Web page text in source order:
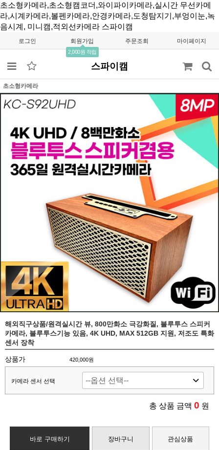
초소형카메라,초소형캠코더,와이파이카메라,실시간 무선카메
라,시계카메라,볼펜카메라,안경카메라,도청탐지기,부엉이눈,녹
음시계, 미니캠,적외선카메라 스파이캠
로그인 회원가입
2,000원 적립
주문조회 마이페이지
스파이캠
초소형카메라
해외직구상품/원격실시간 뷰, 800만화소 극강화질, 블루투스 스피커
카메라, 블루투스기능 있음, 4K UHD, MAX 512GB 지원, 저조도 특화
센서 장착
상품가 420,000원
카메라 센서 선택
총 상품 금액 0 원
바로 구매하기 장바구니 관심상품